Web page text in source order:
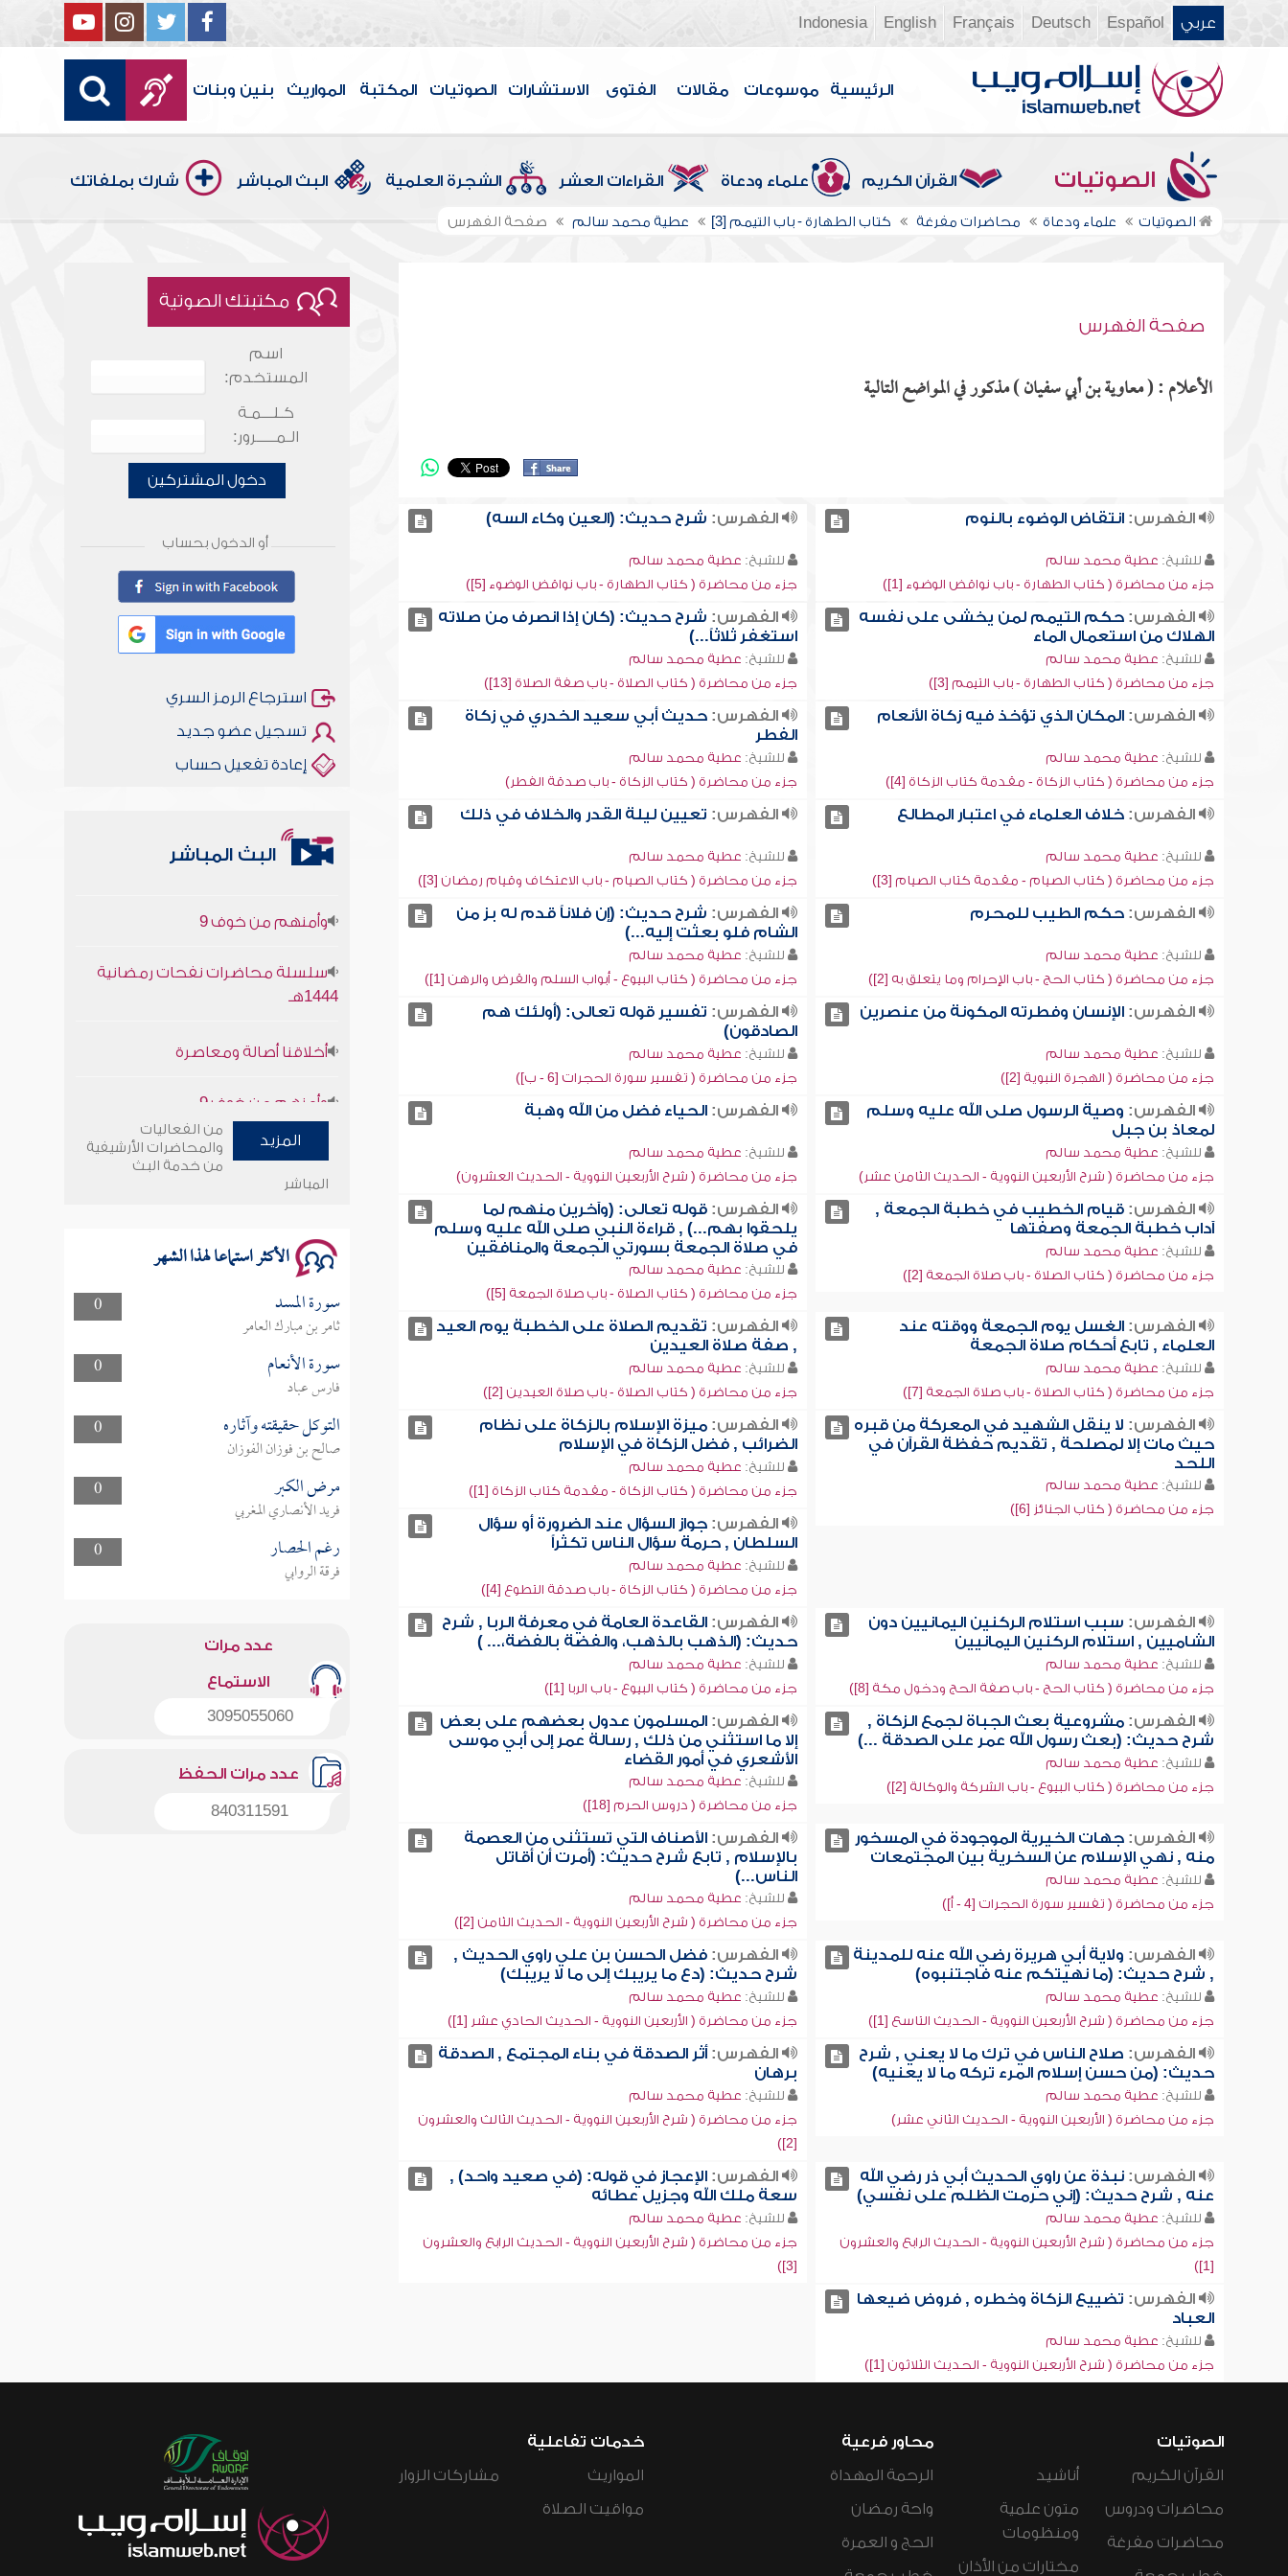
عربي Español
Deutsch
Français
English
Indonesia
الرئيسية موسوعات مقالات الفتوى الاستشارات الصوتيات المكتبة المواريث بنين وبنات
الصوتيات القرآن الكريم علماء ودعاة القراءات العشر الشجرة العلمية البث المباشر شارك بملفاتك
الصوتيات علماء ودعاة محاضرات مفرغة كتاب الطهارة - باب التيمم [3] عطية محمد سالم صفحة الفهرس
صفحة الفهرس
الأعلام : ( معاوية بن أبي سفيان ) مذكور في المواضع التالية
الفهرس:انتقاض الوضوء بالنوم
للشيخ: عطية محمد سالم
جزء من محاضرة ( كتاب الطهارة - باب نواقض الوضوء [1])
الفهرس: شرح حديث: (العين وكاء السه)
للشيخ: عطية محمد سالم
جزء من محاضرة ( كتاب الطهارة - باب نواقض الوضوء [5])
الفهرس:حكم التيمم لمن يخشى على نفسه
الهلاك من استعمال الماء
للشيخ: عطية محمد سالم
جزء من محاضرة ( كتاب الطهارة - باب التيمم [3])
الفهرس: شرح حديث: (كان إذا انصرف من صلاته
استغفر ثلاثاً...)
للشيخ: عطية محمد سالم
جزء من محاضرة ( كتاب الصلاة - باب صفة الصلاة [13])
الفهرس:المكان الذي تؤخذ فيه زكاة الأنعام
للشيخ: عطية محمد سالم
جزء من محاضرة ( كتاب الزكاة - مقدمة كتاب الزكاة [4])
الفهرس: حديث أبي سعيد الخدري في زكاة
الفطر
للشيخ: عطية محمد سالم
جزء من محاضرة ( كتاب الزكاة - باب صدقة الفطر)
الفهرس:خلاف العلماء في اعتبار المطالع
للشيخ: عطية محمد سالم
جزء من محاضرة ( كتاب الصيام - مقدمة كتاب الصيام [3])
الفهرس: تعيين ليلة القدر والخلاف في ذلك
للشيخ: عطية محمد سالم
جزء من محاضرة ( كتاب الصيام - باب الاعتكاف وقيام رمضان [3])
الفهرس:حكم الطيب للمحرم
للشيخ: عطية محمد سالم
جزء من محاضرة ( كتاب الحج - باب الإحرام وما يتعلق به [2])
الفهرس: شرح حديث: (إن فلاناً قدم له بز من
الشام فلو بعثت إليه...)
للشيخ: عطية محمد سالم
جزء من محاضرة ( كتاب البيوع - أبواب السلم والقرض والرهن [1])
الفهرس:الإنسان وفطرته المكونة من عنصرين
للشيخ: عطية محمد سالم
جزء من محاضرة ( الهجرة النبوية [2])
الفهرس: تفسير قوله تعالى: (أولئك هم
الصادقون)
للشيخ: عطية محمد سالم
جزء من محاضرة ( تفسير سورة الحجرات [6 - ب])
الفهرس: وصية الرسول صلى الله عليه وسلم
لمعاذ بن جبل
للشيخ: عطية محمد سالم
جزء من محاضرة ( شرح الأربعين النووية - الحديث الثامن عشر)
الفهرس: الحياء فضل من الله وهبة
للشيخ: عطية محمد سالم
جزء من محاضرة ( شرح الأربعين النووية - الحديث العشرون)
الفهرس:قيام الخطيب في خطبة الجمعة ,
آداب خطبة الجمعة وصفتها
للشيخ: عطية محمد سالم
جزء من محاضرة ( كتاب الصلاة - باب صلاة الجمعة [2])
الفهرس: قوله تعالى: (وآخرين منهم لما
يلحقوا بهم...) , قراءة النبي صلى الله عليه وسلم
في صلاة الجمعة بسورتي الجمعة والمنافقين
للشيخ: عطية محمد سالم
جزء من محاضرة ( كتاب الصلاة - باب صلاة الجمعة [5])
الفهرس:الغسل يوم الجمعة ووقته عند
العلماء , تابع أحكام صلاة الجمعة
للشيخ: عطية محمد سالم
جزء من محاضرة ( كتاب الصلاة - باب صلاة الجمعة [7])
الفهرس: تقديم الصلاة على الخطبة يوم العيد
, صفة صلاة العيدين
للشيخ: عطية محمد سالم
جزء من محاضرة ( كتاب الصلاة - باب صلاة العيدين [2])
الفهرس: لا ينقل الشهيد في المعركة من قبره
حيث مات إلا لمصلحة , تقديم حفظة القرآن في
اللحد
للشيخ: عطية محمد سالم
جزء من محاضرة ( كتاب الجنائز [6])
الفهرس: ميزة الإسلام بالزكاة على نظام
الضرائب , فضل الزكاة في الإسلام
للشيخ: عطية محمد سالم
جزء من محاضرة ( كتاب الزكاة - مقدمة كتاب الزكاة [1])
الفهرس: جواز السؤال عند الضرورة أو سؤال
السلطان , حرمة سؤال الناس تكثراً
للشيخ: عطية محمد سالم
جزء من محاضرة ( كتاب الزكاة - باب صدقة التطوع [4])
الفهرس: سبب استلام الركنين اليمانيين دون
الشاميين , استلام الركنين اليمانيين
للشيخ: عطية محمد سالم
جزء من محاضرة ( كتاب الحج - باب صفة الحج ودخول مكة [8])
الفهرس: القاعدة العامة في معرفة الربا , شرح
حديث: (الذهب بالذهب، والفضة بالفضة،... )
للشيخ: عطية محمد سالم
جزء من محاضرة ( كتاب البيوع - باب الربا [1])
الفهرس:مشروعية بعث الجباة لجمع الزكاة ,
شرح حديث: (بعث رسول الله عمر على الصدقة ...)
للشيخ: عطية محمد سالم
جزء من محاضرة ( كتاب البيوع - باب الشركة والوكالة [2])
الفهرس: المسلمون عدول بعضهم على بعض
إلا ما استثني من ذلك , رسالة عمر إلى أبي موسى
الأشعري في أمور القضاء
للشيخ: عطية محمد سالم
جزء من محاضرة ( دروس الحرم [18])
الفهرس:جهات الخيرية الموجودة في المسخور
منه , نهي الإسلام عن السخرية بين المجتمعات
للشيخ: عطية محمد سالم
جزء من محاضرة ( تفسير سورة الحجرات [4 - أ])
الفهرس: الأصناف التي تستثنى من العصمة
بالإسلام , تابع شرح حديث: (أمرت أن أقاتل
الناس...)
للشيخ: عطية محمد سالم
جزء من محاضرة ( شرح الأربعين النووية - الحديث الثامن [2])
الفهرس: ولاية أبي هريرة رضي الله عنه للمدينة
, شرح حديث: (ما نهيتكم عنه فاجتنبوه)
للشيخ: عطية محمد سالم
جزء من محاضرة ( شرح الأربعين النووية - الحديث التاسع [1])
الفهرس: فضل الحسن بن علي راوي الحديث ,
شرح حديث: (دع ما يريبك إلى ما لا يريبك)
للشيخ: عطية محمد سالم
جزء من محاضرة ( الأربعين النووية - الحديث الحادي عشر [1])
الفهرس: صلاح الناس في ترك ما لا يعني , شرح
حديث: (من حسن إسلام المرء تركه ما لا يعنيه)
للشيخ: عطية محمد سالم
جزء من محاضرة ( الأربعين النووية - الحديث الثاني عشر)
الفهرس: أثر الصدقة في بناء المجتمع , الصدقة
برهان
للشيخ: عطية محمد سالم
جزء من محاضرة ( شرح الأربعين النووية - الحديث الثالث والعشرون
[2])
الفهرس:نبذة عن راوي الحديث أبي ذر رضي الله
عنه , شرح حديث: (إني حرمت الظلم على نفسي)
للشيخ: عطية محمد سالم
جزء من محاضرة ( شرح الأربعين النووية - الحديث الرابع والعشرون
[1])
الفهرس: الإعجاز في قوله: (في صعيد واحد) ,
سعة ملك الله وجزيل عطائه
للشيخ: عطية محمد سالم
جزء من محاضرة ( شرح الأربعين النووية - الحديث الرابع والعشرون
[3])
الفهرس: تضييع الزكاة وخطره , فروض ضيعها
العباد
للشيخ: عطية محمد سالم
جزء من محاضرة ( شرح الأربعين النووية - الحديث الثلاثون [1])
مكتبتك الصوتية
اسم
المستخدم:
كـلـــمـة
الـمـــــرور:
دخول المشتركين
أو الدخول بحساب
استرجاع الرمز السري
تسجيل عضو جديد
إعادة تفعيل حساب
البث المباشر
أخلاقنا أصالة ومعاصرة
1444هـ
سلسلة محاضرات نفحات رمضانية
المزيد
من الفعاليات
والمحاضرات الأرشيفية
من خدمة البث
المباشر
الأكثر استماعا لهذا الشهر
0 سورة المسد
ثامر بن مبارك العامر
0
سورة الأنعام
فارس عباد
0
التوكل حقيقته وآثاره
صالح بن فوزان الفوزان
0
مرض الكبر
فريد الأنصاري المغربي
0
رغم الحصار
فرقة الروابي
عدد مرات
الاستماع
3095055060
عدد مرات الحفظ
840311591
الصوتيات
القرآن الكريم
محاضرات ودروس
محاضرات مفرغة
أناشيد
متون علمية
ومنظومات
مختارات من الأذان
محاور فرعية
الرحمة المهداة
واحة رمضان
الحج و العمرة
خدمات تفاعلية
المواريث
مواقيت الصلاة
مشاركات الزوار